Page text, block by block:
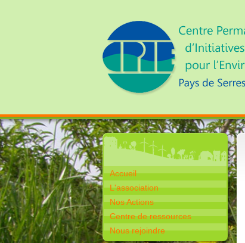
Accueil
L'association
Nos Actions
Centre de ressources
Nous rejoindre